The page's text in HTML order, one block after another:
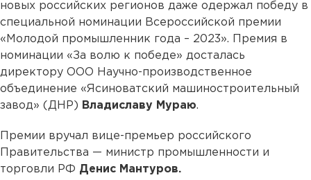
новых российских регионов даже одержал победу в
специальной номинации Всероссийской премии
«Молодой промышленник года – 2023». Премия в
номинации «За волю к победе» досталась
директору ООО Научно-производственное
объединение «Ясиноватский машиностроительный
завод» (ДНР) Владиславу Мураю.
Премии вручал вице-премьер российского
Правительства — министр промышленности и
торговли РФ Денис Мантуров.